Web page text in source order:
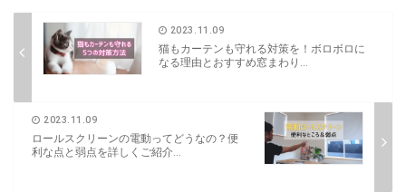
2023.11.09
猫もカーテンも守れる対策を！ボロボロに
なる理由とおすすめ窓まわり...
2023.11.09
ロールスクリーンの電動ってどうなの？便
利な点と弱点を詳しくご紹介...